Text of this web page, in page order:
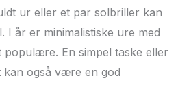
ur eller et par solbriller kan
I år er minimalistiske ure med
En simpel taske eller
også være en god